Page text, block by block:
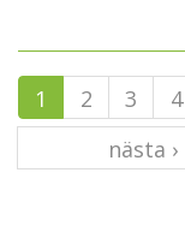
1 2 3 4
nästa ›